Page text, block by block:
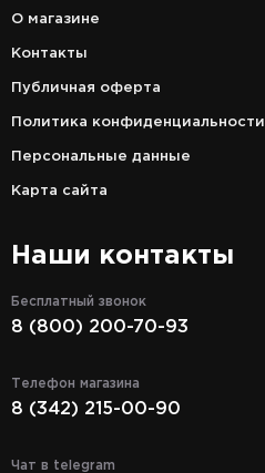
О магазине
Контакты
Публичная оферта
Политика конфиденциальности
Персональные данные
Карта сайта
Наши контакты
Бесплатный звонок
8 (800) 200-70-93
Телефон магазина
8 (342) 215-00-90
Чат в telegram